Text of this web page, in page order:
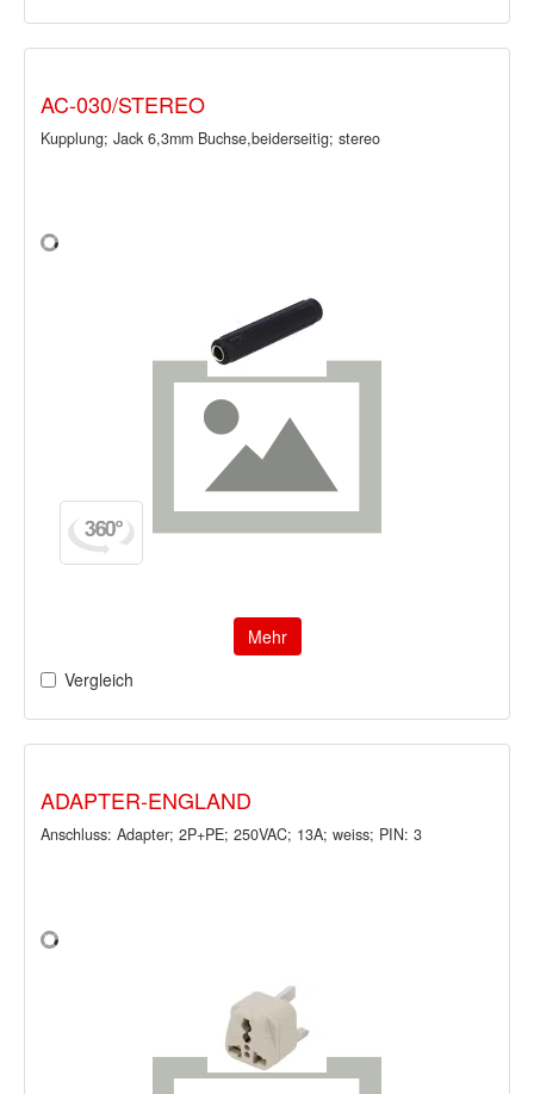
AC-030/STEREO
Kupplung; Jack 6,3mm Buchse,beiderseitig; stereo
Mehr
Vergleich
ADAPTER-ENGLAND
Anschluss: Adapter; 2P+PE; 250VAC; 13A; weiss; PIN: 3